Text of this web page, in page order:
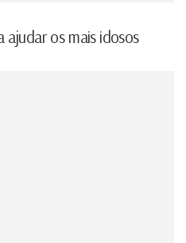
os mais idosos